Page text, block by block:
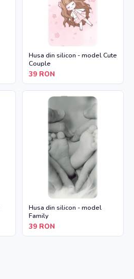
Husa din silicon - model Cute
Couple
39 RON
Husa din silicon - model
Family
39 RON